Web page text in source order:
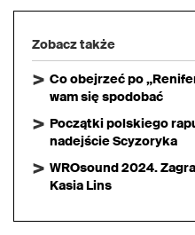
Zobacz także
Co obejrzeć po
wam się spodobać
Początki polskiego
nadejście Scyzoryka
WROsound 2024.
Kasia Lins